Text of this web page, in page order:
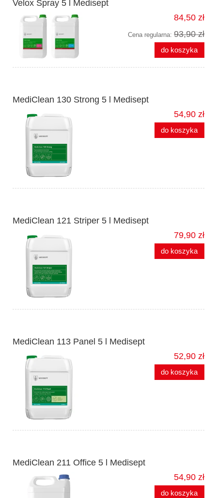
Velox Spray 5 l Medisept
84,50 zł
Cena regularna: 93,90 zł
do koszyka
MediClean 130 Strong 5 l Medisept
54,90 zł
do koszyka
MediClean 121 Striper 5 l Medisept
79,90 zł
do koszyka
MediClean 113 Panel 5 l Medisept
52,90 zł
do koszyka
MediClean 211 Office 5 l Medisept
54,90 zł
do koszyka